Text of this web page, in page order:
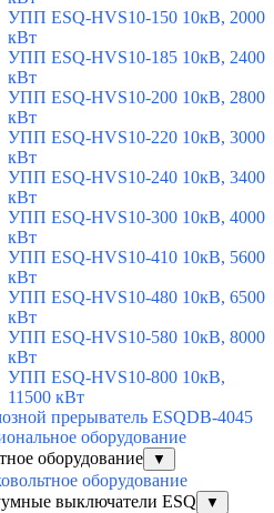
УПП ESQ-HVS10-150 10кВ, 2000
кВт
УПП ESQ-HVS10-185 10кВ, 2400
кВт
УПП ESQ-HVS10-200 10кВ, 2800
кВт
УПП ESQ-HVS10-220 10кВ, 3000
кВт
УПП ESQ-HVS10-240 10кВ, 3400
кВт
УПП ESQ-HVS10-300 10кВ, 4000
кВт
УПП ESQ-HVS10-410 10кВ, 5600
кВт
УПП ESQ-HVS10-480 10кВ, 6500
кВт
УПП ESQ-HVS10-580 10кВ, 8000
кВт
УПП ESQ-HVS10-800 10кВ,
11500 кВт
прерыватель ESQDB-4045
оборудование
оборудование
▼
оборудование
выключатели ESQ
▼